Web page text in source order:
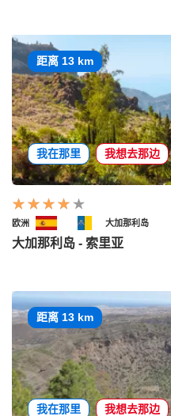
距离 13 km
我在那里 我想去那边
欧洲 大加那利岛
大加那利岛 - 索里亚
距离 13 km
我在那里 我想去那边